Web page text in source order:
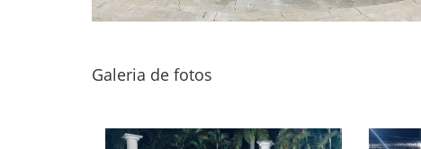
Galeria de fotos